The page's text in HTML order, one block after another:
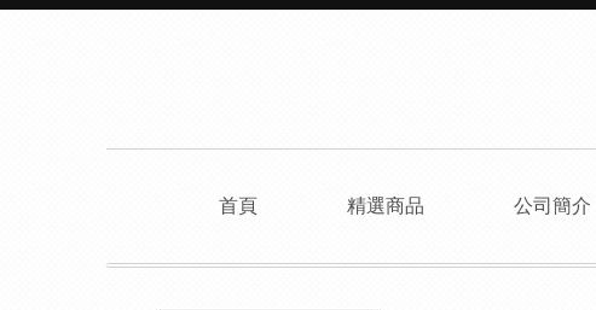
首頁 精選商品 公司簡介